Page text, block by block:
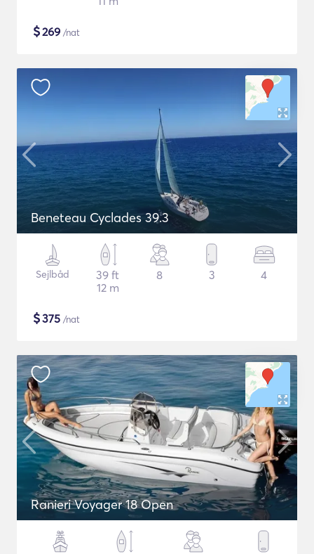
$269 /nat
Beneteau Cyclades 39.3
Sejlbåd
39 ft
12 m
8 3 4
$375 /nat
Ranieri Voyager 18 Open